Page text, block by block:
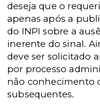
deseja que o
apenas após a
do INPI sobre a
inerente do sinal.
deve ser solicitado
por processo
não conhecimento
subsequentes.